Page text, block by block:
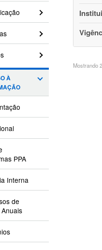
À
PPA
Interna
de
Mostrando